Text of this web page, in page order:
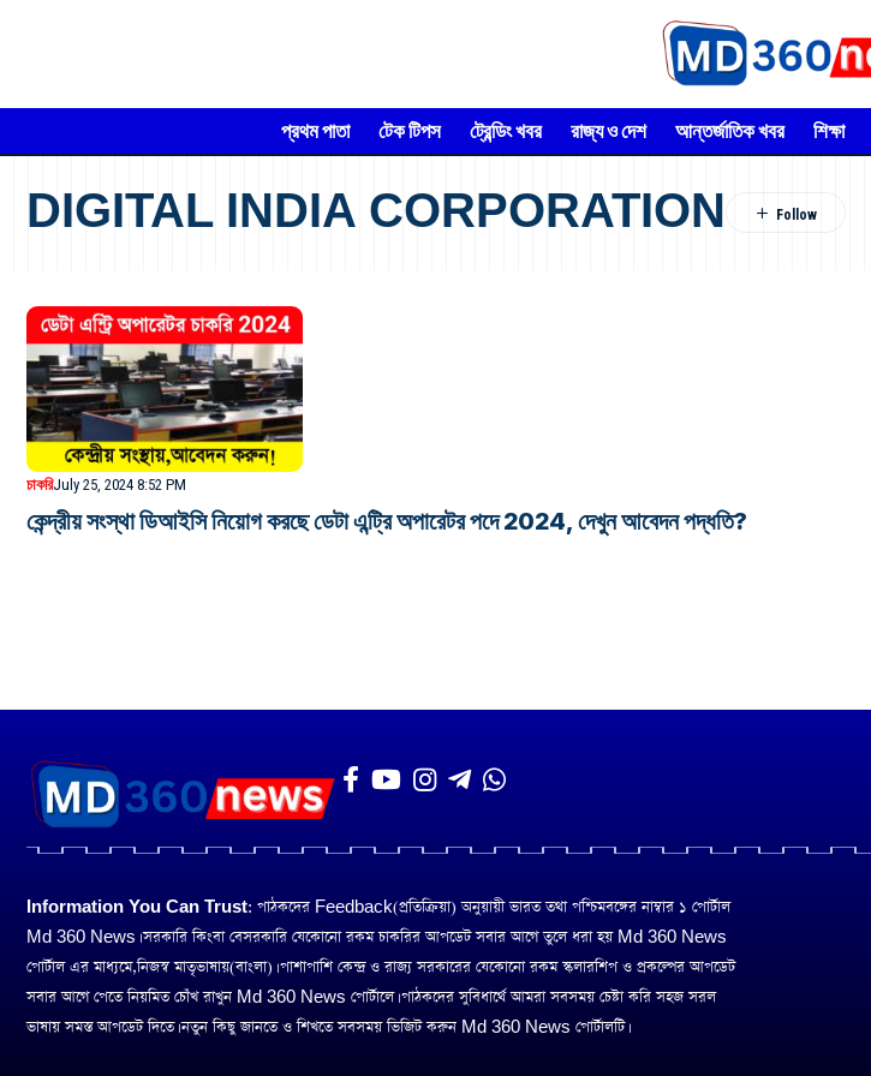
প্রথম পাতা টেক টিপস ট্রেন্ডিং খবর রাজ্য ও দেশ আন্তর্জাতিক খবর শিক্ষা
DIGITAL INDIA CORPORATION
চাকরিJuly 25, 2024 8:52 PM
কেন্দ্রীয় সংস্থা ডিআইসি নিয়োগ করছে ডেটা এন্ট্রি অপারেটর পদে 2024, দেখুন আবেদন পদ্ধতি?
Information You Can Trust: পাঠকদের Feedback(প্রতিক্রিয়া) অনুয়ায়ী ভারত তথা পশ্চিমবঙ্গের নাম্বার ১ পোর্টাল
Md 360 News। সরকারি কিংবা বেসরকারি যেকোনো রকম চাকরির আপডেট সবার আগে তুলে ধরা হয় Md 360 News
পোর্টাল এর মাধ্যমে,নিজস্ব মাতৃভাষায়(বাংলা)। পাশাপাশি কেন্দ্র ও রাজ্য সরকারের যেকোনো রকম স্কলারশিপ ও প্রকল্পের আপডেট
সবার আগে পেতে নিয়মিত চোঁখ রাখুন Md 360 News পোর্টালে। পাঠকদের সুবিধার্থে আমরা সবসময় চেষ্টা করি সহজ সরল
ভাষায় সমস্ত আপডেট দিতে। নতুন কিছু জানতে ও শিখতে সবসময় ভিজিট করুন Md 360 News পোর্টালটি।